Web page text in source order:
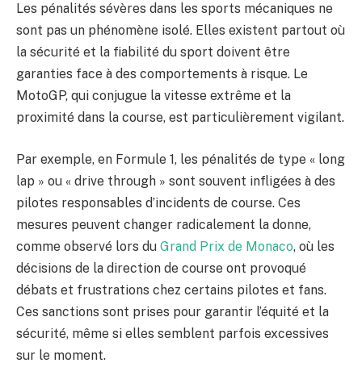
Les pénalités sévères dans les sports mécaniques ne
sont pas un phénomène isolé. Elles existent partout où
la sécurité et la fiabilité du sport doivent être
garanties face à des comportements à risque. Le
MotoGP, qui conjugue la vitesse extrême et la
proximité dans la course, est particulièrement vigilant.
Par exemple, en Formule 1, les pénalités de type « long
lap » ou « drive through » sont souvent infligées à des
pilotes responsables d’incidents de course. Ces
mesures peuvent changer radicalement la donne,
comme observé lors du Grand Prix de Monaco, où les
décisions de la direction de course ont provoqué
débats et frustrations chez certains pilotes et fans.
Ces sanctions sont prises pour garantir l’équité et la
sécurité, même si elles semblent parfois excessives
sur le moment.